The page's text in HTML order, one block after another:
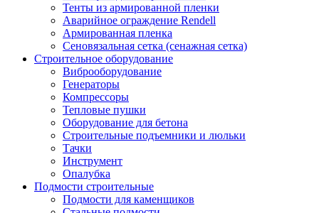
Тенты из армированной пленки
Аварийное ограждение Rendell
Армированная пленка
Сеновязальная сетка (сенажная сетка)
Строительное оборудование
Виброоборудование
Генераторы
Компрессоры
Тепловые пушки
Оборудование для бетона
Строительные подъемники и люльки
Тачки
Инструмент
Опалубка
Подмости строительные
Подмости для каменщиков